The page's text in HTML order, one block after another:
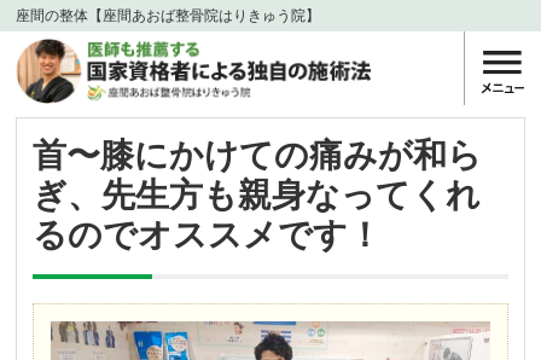
座間の整体【座間あおば整骨院はりきゅう院】
首〜膝にかけての痛みが和ら
ぎ、先生方も親身なってくれ
るのでオススメです！